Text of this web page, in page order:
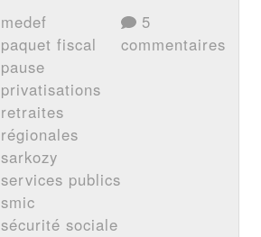
medef
paquet fiscal
pause
privatisations
retraites
régionales
sarkozy
services publics
smic
sécurité sociale
5
commentaires